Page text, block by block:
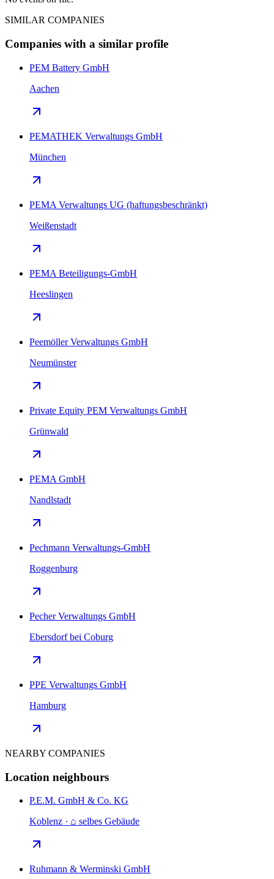
SIMILAR COMPANIES
Companies with a similar profile
PEM Battery GmbH
Aachen
PEMATHEK Verwaltungs GmbH
München
PEMA Verwaltungs UG (haftungsbeschränkt)
Weißenstadt
PEMA Beteiligungs-GmbH
Heeslingen
Peemöller Verwaltungs GmbH
Neumünster
Private Equity PEM Verwaltungs GmbH
Grünwald
PEMA GmbH
Nandlstadt
Pechmann Verwaltungs-GmbH
Roggenburg
Pecher Verwaltungs GmbH
Ebersdorf bei Coburg
PPE Verwaltungs GmbH
Hamburg
NEARBY COMPANIES
Location neighbours
P.E.M. GmbH & Co. KG
Koblenz · ⌂ selbes Gebäude
Ruhmann & Werminski GmbH